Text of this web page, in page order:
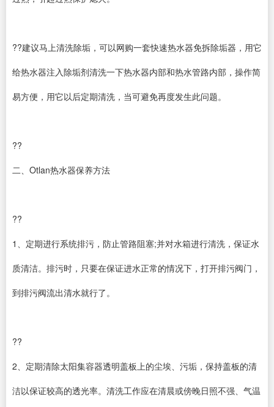
??建议马上清洗除垢，可以网购一套快速热水器免拆除垢器，用它
给热水器注入除垢剂清洗一下热水器内部和热水管路内部，操作简
易方便，用它以后定期清洗，当可避免再度发生此问题。
??
二、Otlan热水器保养方法
??
1、定期进行系统排污，防止管路阻塞;并对水箱进行清洗，保证水
质清洁。排污时，只要在保证进水正常的情况下，打开排污阀门，
到排污阀流出清水就行了。
??
2、定期清除太阳集容器透明盖板上的尘埃、污垢，保持盖板的清
洁以保证较高的透光率。清洗工作应在清晨或傍晚日照不强、气温